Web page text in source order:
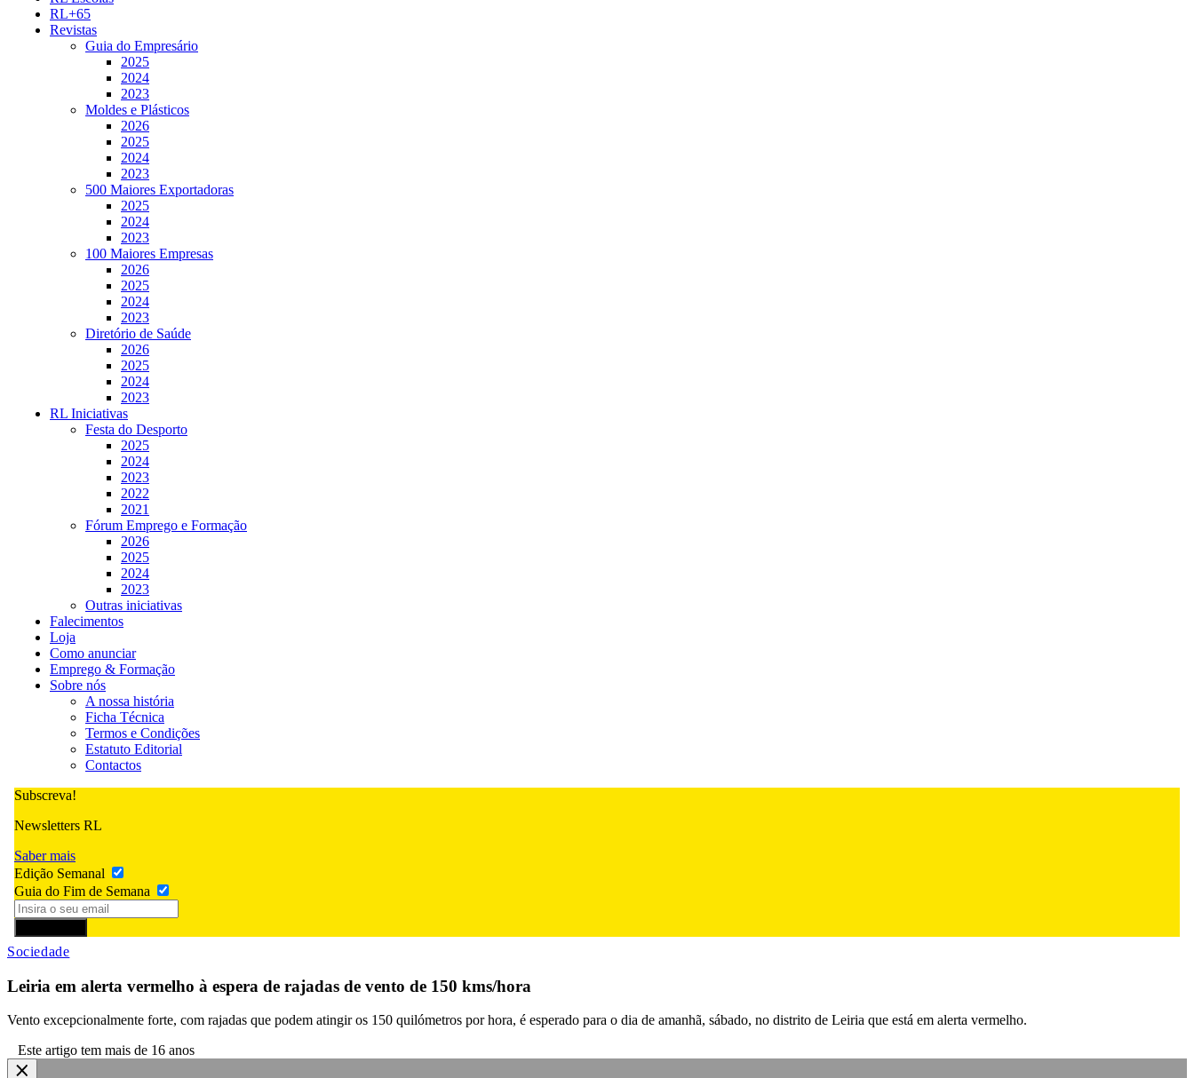
RL+65
Revistas
Guia do Empresário
2025
2024
2023
Moldes e Plásticos
2026
2025
2024
2023
500 Maiores Exportadoras
2025
2024
2023
100 Maiores Empresas
2026
2025
2024
2023
Diretório de Saúde
2026
2025
2024
2023
RL Iniciativas
Festa do Desporto
2025
2024
2023
2022
2021
Fórum Emprego e Formação
2026
2025
2024
2023
Outras iniciativas
Falecimentos
Loja
Como anunciar
Emprego & Formação
Sobre nós
A nossa história
Ficha Técnica
Termos e Condições
Estatuto Editorial
Contactos
Subscreva!
Newsletters RL
Saber mais
Edição Semanal
Guia do Fim de Semana
Sociedade
Leiria em alerta vermelho à espera de rajadas de vento de 150 kms/hora
Vento excepcionalmente forte, com rajadas que podem atingir os 150 quilómetros por hora, é esperado para o dia de amanhã, sábado, no distrito de Leiria que está em alerta vermelho.
Este artigo tem mais de 16 anos